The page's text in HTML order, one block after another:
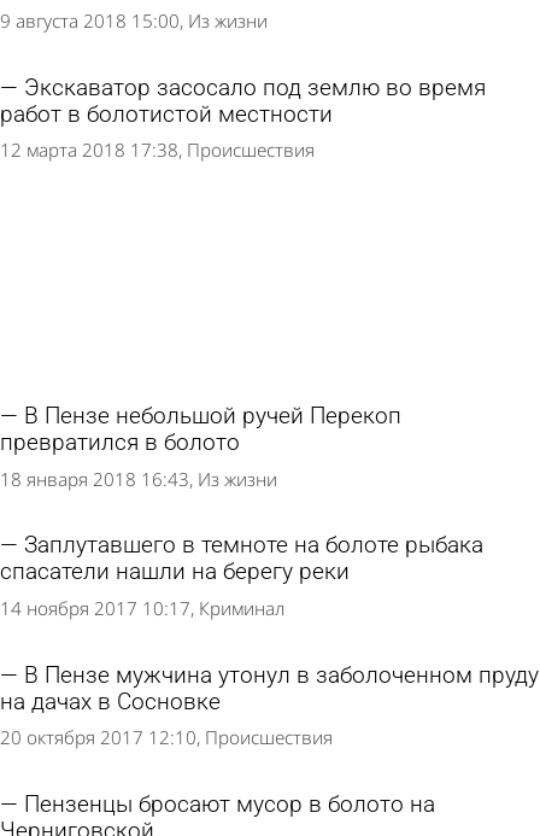
9 августа 2018 15:00 Из жизни
Экскаватор засосало под землю во время
работ в болотистой местности
12 марта 2018 17:38 Происшествия
В Пензе небольшой ручей Перекоп
превратился в болото
18 января 2018 16:43 Из жизни
Заплутавшего в темноте на болоте рыбака
спасатели нашли на берегу реки
14 ноября 2017 10:17 Криминал
В Пензе мужчина утонул в заболоченном пруду
на дачах в Сосновке
20 октября 2017 12:10 Происшествия
Пензенцы бросают мусор в болото на